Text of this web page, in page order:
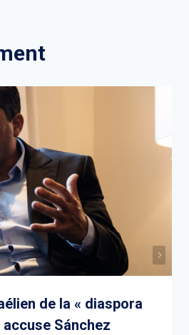
de la « diaspora
Sánchez